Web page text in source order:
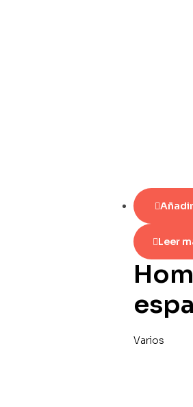
Leer
Varios